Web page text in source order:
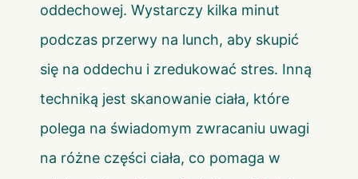
oddechowej. Wystarczy kilka minut
podczas przerwy na lunch, aby skupić
się na oddechu i zredukować stres. Inną
techniką jest skanowanie ciała, które
polega na świadomym zwracaniu uwagi
na różne części ciała, co pomaga w